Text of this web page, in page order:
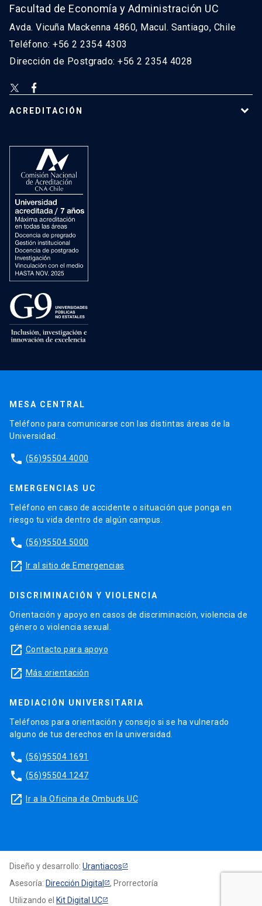
Facultad de Economía y Administración UC
Avda. Vicuña Mackenna 4860, Macul. Santiago, Chile
Teléfono: +56 2 2354 4303
Dirección de Postgrado: +56 2 2354 4028
ACREDITACIÓN
MESA CENTRAL
Teléfono para comunicarse con las distintas áreas de la
Universidad.
phone (56)95504 4000
EMERGENCIAS UC
Teléfono en caso de accidente o situación que ponga en
riesgo tu vida dentro de algún campus.
phone (56)95504 5000
launch Ir al sitio de Emergencias
DISCRIMINACIÓN Y VIOLENCIA
Orientación y apoyo en casos de discriminación, violencia de
género o violencia sexual.
launch Contacto para apoyo
launch Más orientación
MEDIACIÓN UNIVERSITARIA
Teléfonos para orientación y consejo si se ha vulnerado
alguno de tus derechos en la universidad.
phone (56)95504 1691
phone (56)95504 1247
launch Ir a la Oficina de Ombuds UC
Diseño y desarrollo: Urantiacos
Asesoría: Dirección Digital
, Prorrectoría
Utilizando el Kit Digital UC